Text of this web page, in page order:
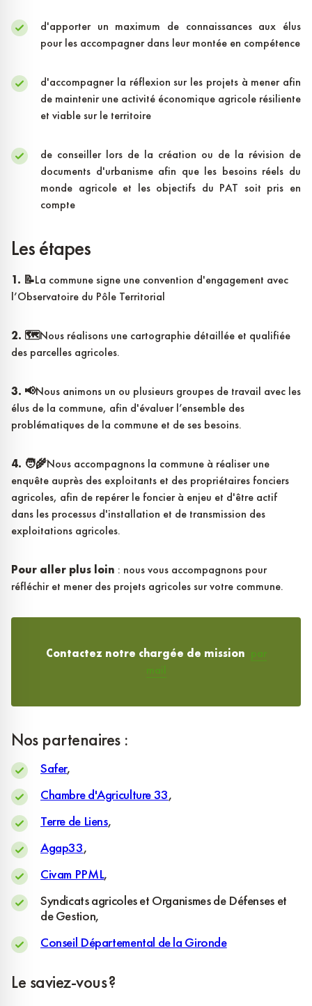
d'apporter un maximum de connaissances aux élus
pour les accompagner dans leur montée en compétence
d'accompagner la réflexion sur les projets à mener afin
de maintenir une activité économique agricole résiliente
et viable sur le territoire
de conseiller lors de la création ou de la révision de
documents d'urbanisme afin que les besoins réels du
monde agricole et les objectifs du PAT soit pris en
compte
Les étapes
1. 📝La commune signe une convention d'engagement avec
l’Observatoire du Pôle Territorial
2. 🗺️Nous réalisons une cartographie détaillée et qualifiée
des parcelles agricoles.
3. 📢Nous animons un ou plusieurs groupes de travail avec les
élus de la commune, afin d'évaluer l’ensemble des
problématiques de la commune et de ses besoins.
4. 🧑‍🌾Nous accompagnons la commune à réaliser une
enquête auprès des exploitants et des propriétaires fonciers
agricoles, afin de repérer le foncier à enjeu et d'être actif
dans les processus d'installation et de transmission des
exploitations agricoles.
Pour aller plus loin : nous vous accompagnons pour
réfléchir et mener des projets agricoles sur votre commune.
Contactez notre chargée de mission par
mail
Nos partenaires :
Safer,
Chambre d'Agriculture 33,
Terre de Liens,
Agap33,
Civam PPML,
Syndicats agricoles et Organismes de Défenses et
de Gestion,
Conseil Départemental de la Gironde
Le saviez-vous ?